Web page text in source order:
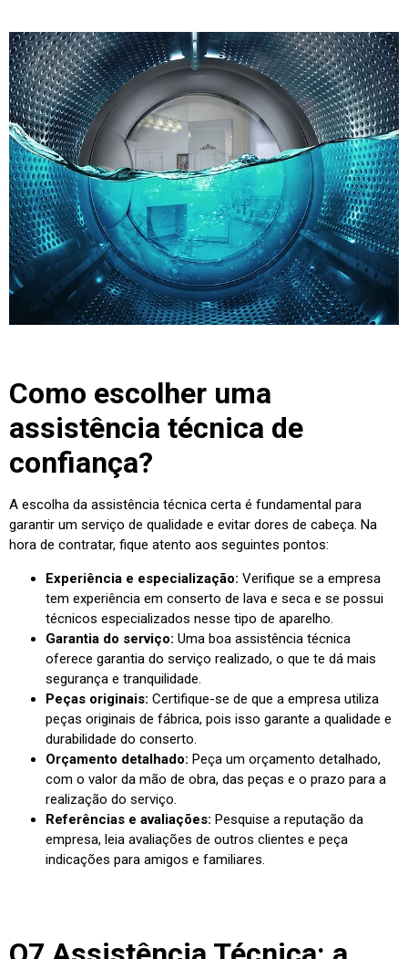
Como escolher uma
assistência técnica de
confiança?
A escolha da assistência técnica certa é fundamental para
garantir um serviço de qualidade e evitar dores de cabeça. Na
hora de contratar, fique atento aos seguintes pontos:
Experiência e especialização: Verifique se a empresa
tem experiência em conserto de lava e seca e se possui
técnicos especializados nesse tipo de aparelho.
Garantia do serviço: Uma boa assistência técnica
oferece garantia do serviço realizado, o que te dá mais
segurança e tranquilidade.
Peças originais: Certifique-se de que a empresa utiliza
peças originais de fábrica, pois isso garante a qualidade e
durabilidade do conserto.
Orçamento detalhado: Peça um orçamento detalhado,
com o valor da mão de obra, das peças e o prazo para a
realização do serviço.
Referências e avaliações: Pesquise a reputação da
empresa, leia avaliações de outros clientes e peça
indicações para amigos e familiares.